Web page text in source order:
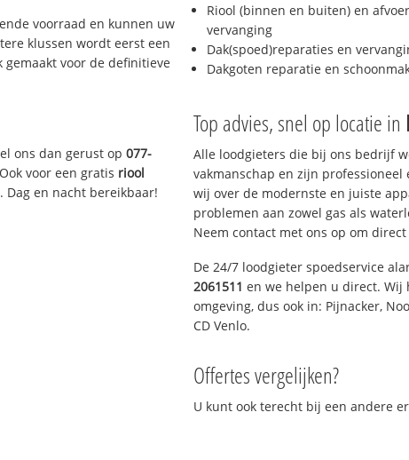
voorraad en kunnen uw
klussen wordt eerst een
voor de definitieve
ons dan gerust op077-
voor een gratis riool
. Dag en nacht bereikbaar!
Riool (binnen en buiten) en
vervanging
Dak(spoed)reparaties en
Dakgoten reparatie en
Top advies, snel op locatie in
Alle loodgieters die bij ons bedrijf
vakmanschap en zijn professioneel
wij over de modernste en juiste
problemen aan zowel gas als
Neem contact met ons op om
De 24/7 loodgieter spoedservice
2061511 en we helpen u direct. Wij
omgeving, dus ook in: Pijnacker,
CD Venlo.
Offertes vergelijken?
U kunt ook terecht bij een andere